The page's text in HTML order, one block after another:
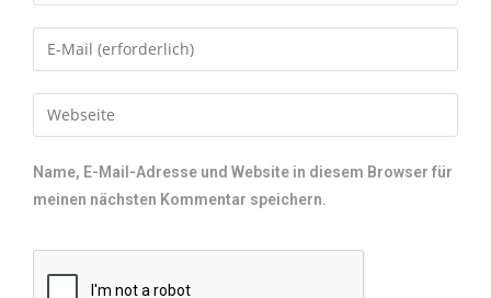
Name, E-Mail-Adresse und Website in diesem Browser für
meinen nächsten Kommentar speichern.